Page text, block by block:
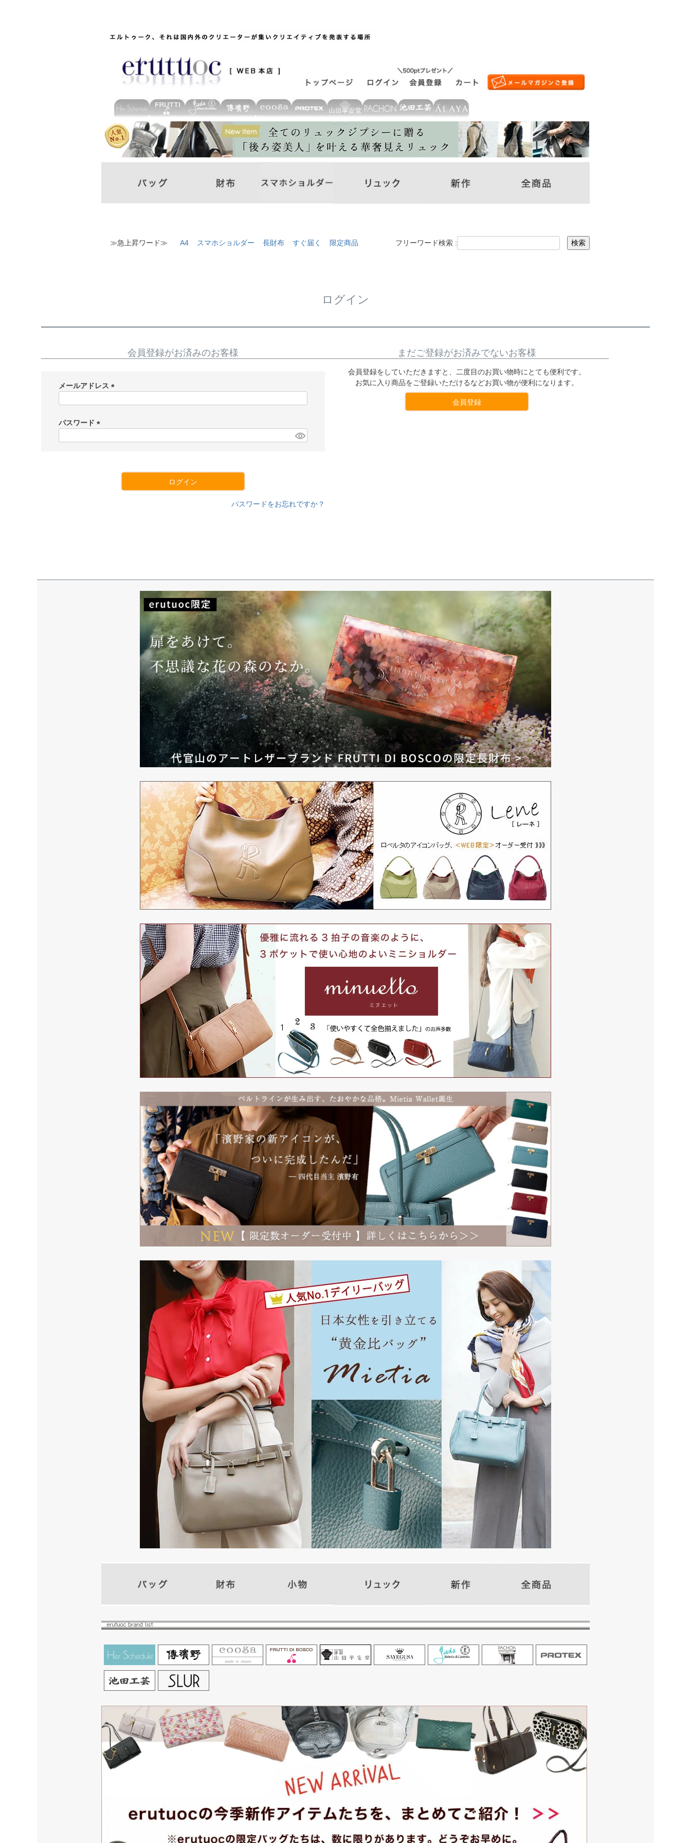
≫急上昇ワード≫ A4 スマホショルダー 長財布 すぐ届く 限定商品 フリーワード検索 : 検索
ログイン
会員登録がお済みのお客様
メールアドレス
)
パスワード
ログイン
パスワードをお忘れですか？
まだご登録がお済みでないお客様
会員登録をしていただきますと、二度目のお買い物時にとても便利です。
お気に入り商品をご登録いただけるなどお買い物が便利になります。
会員登録